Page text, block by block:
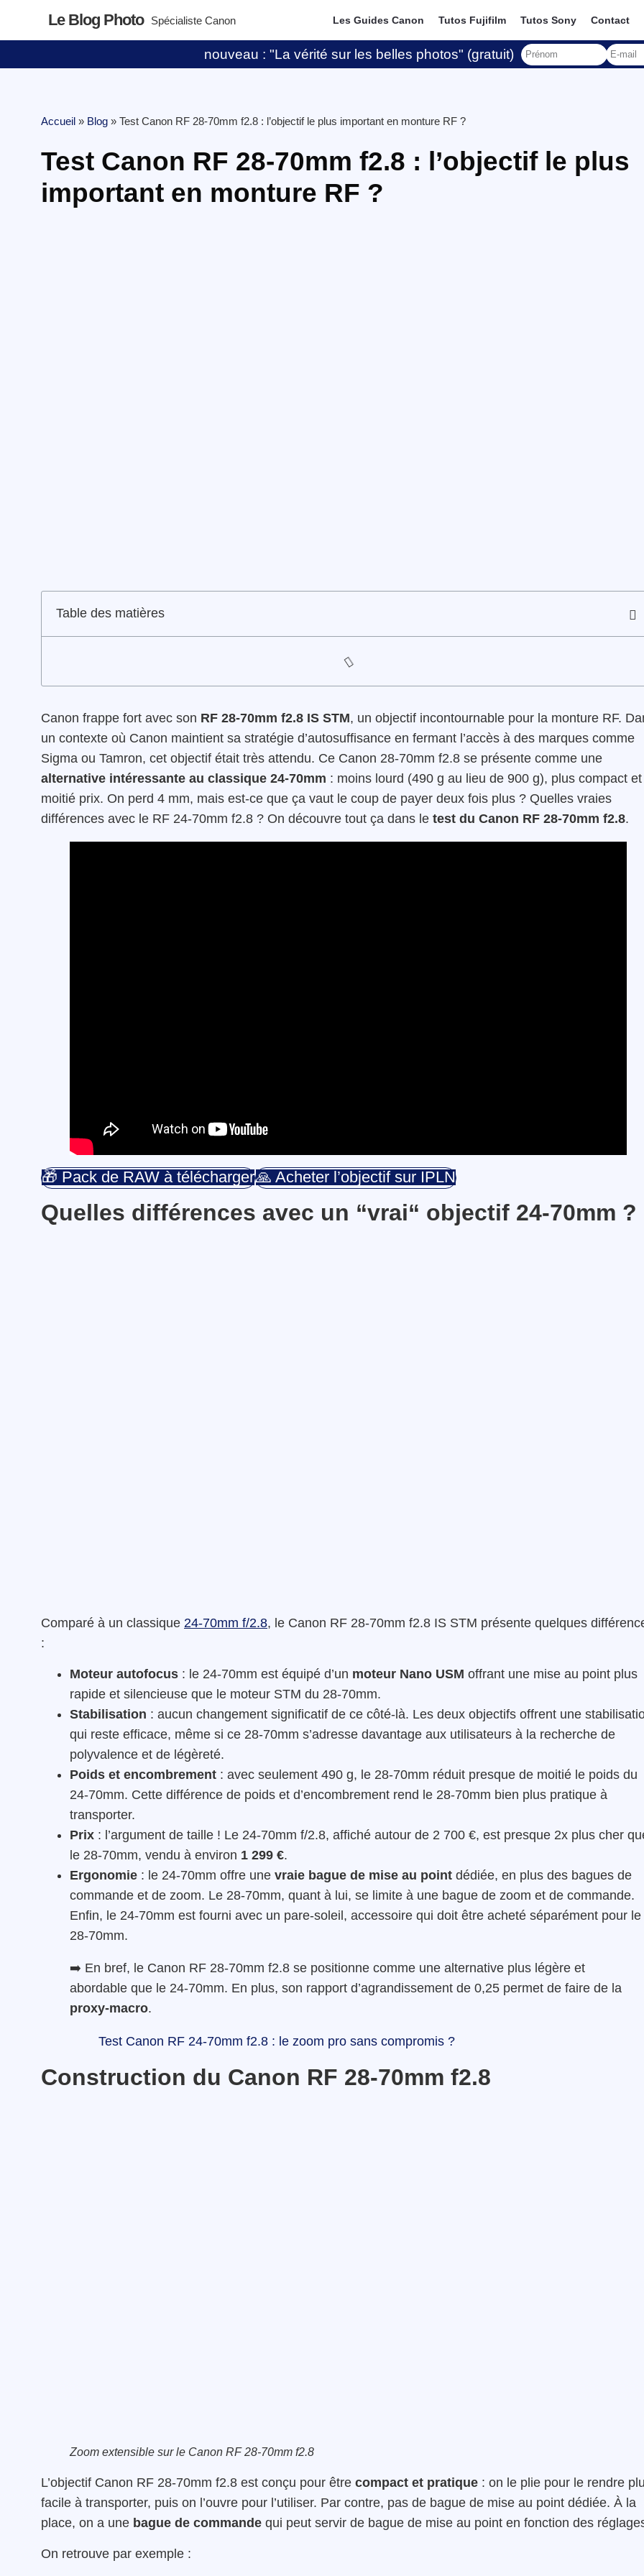
Le Blog Photo Spécialiste Canon Les Guides Canon Tutos Fujifilm Tutos Sony Contact
nouveau : "La vérité sur les belles photos" (gratuit)
Accueil » Blog » Test Canon RF 28-70mm f2.8 : l’objectif le plus important en monture RF ?
Test Canon RF 28-70mm f2.8 : l’objectif le plus
important en monture RF ?
Table des matières
Canon frappe fort avec son RF 28-70mm f2.8 IS STM, un objectif incontournable pour la monture RF.
un contexte où Canon maintient sa stratégie d’autosuffisance en fermant l’accès à des marques comme
Sigma ou Tamron, cet objectif était très attendu. Ce Canon 28-70mm f2.8 se présente comme une
alternative intéressante au classique 24-70mm : moins lourd (490 g au lieu de 900 g), plus compact et
moitié prix. On perd 4 mm, mais est-ce que ça vaut le coup de payer deux fois plus ? Quelles vraies
différences avec le RF 24-70mm f2.8 ? On découvre tout ça dans le test du Canon RF 28-70mm f2.8.
🎁 Pack de RAW à télécharger🙏 Acheter l’objectif sur IPLN
Quelles différences avec un “vrai“ objectif 24-70mm ?
Comparé à un classique 24-70mm f/2.8, le Canon RF 28-70mm f2.8 IS STM présente quelques
:
Moteur autofocus : le 24-70mm est équipé d’un moteur Nano USM offrant une mise au point plus
rapide et silencieuse que le moteur STM du 28-70mm.
Stabilisation : aucun changement significatif de ce côté-là. Les deux objectifs offrent une
qui reste efficace, même si ce 28-70mm s’adresse davantage aux utilisateurs à la recherche de
polyvalence et de légèreté.
Poids et encombrement : avec seulement 490 g, le 28-70mm réduit presque de moitié le poids du
24-70mm. Cette différence de poids et d’encombrement rend le 28-70mm bien plus pratique à
transporter.
Prix : l’argument de taille ! Le 24-70mm f/2.8, affiché autour de 2 700 €, est presque 2x plus cher
le 28-70mm, vendu à environ 1 299 €.
Ergonomie : le 24-70mm offre une vraie bague de mise au point dédiée, en plus des bagues de
commande et de zoom. Le 28-70mm, quant à lui, se limite à une bague de zoom et de commande.
Enfin, le 24-70mm est fourni avec un pare-soleil, accessoire qui doit être acheté séparément pour le
28-70mm.
➡️ En bref, le Canon RF 28-70mm f2.8 se positionne comme une alternative plus légère et
abordable que le 24-70mm. En plus, son rapport d’agrandissement de 0,25 permet de faire de la
proxy-macro.
Test Canon RF 24-70mm f2.8 : le zoom pro sans compromis ?
Construction du Canon RF 28-70mm f2.8
Zoom extensible sur le Canon RF 28-70mm f2.8
L’objectif Canon RF 28-70mm f2.8 est conçu pour être compact et pratique : on le plie pour le rendre
facile à transporter, puis on l’ouvre pour l’utiliser. Par contre, pas de bague de mise au point dédiée. À la
place, on a une bague de commande qui peut servir de bague de mise au point en fonction des
On retrouve par exemple :